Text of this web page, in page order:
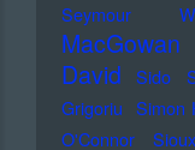
Seymour
MacGowan
David
Sido
Grigoriu Simon
O'Connor